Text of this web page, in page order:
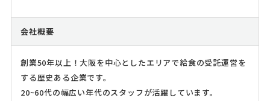
会社概要
創業50年以上！大阪を中心としたエリアで給食の受託運営を
する歴史ある企業です。
20~60代の幅広い年代のスタッフが活躍しています。